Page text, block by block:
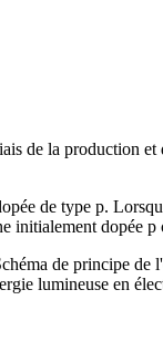
de la production et
de type p.
initialement dopée p